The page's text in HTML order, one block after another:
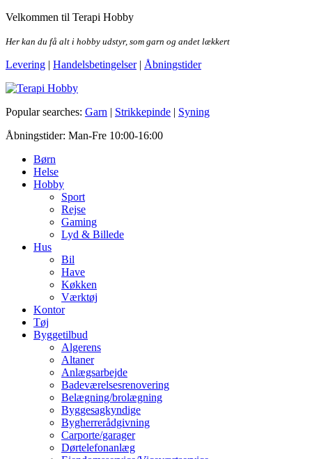
Skip
the
Velkommen til Terapi Hobby
Her kan du få alt i hobby udstyr, som garn og andet lækkert
Levering | Handelsbetingelser| Åbningstider
Terapi Hobby
Popular searches: Garn | Strikkepinde | Syning
Åbningstider: Man-Fre 10:00-16:00
Børn
Helse
Hobby
Sport
Rejse
Gaming
Lyd & Billede
Hus
Bil
Have
Køkken
Værktøj
Kontor
Tøj
Byggetilbud
Algerens
Altaner
Anlægsarbejde
Badeværelsesrenovering
Belægning/brolægning
Byggesagkyndige
Bygherrerådgivning
Carporte/garager
Dørtelefonanlæg